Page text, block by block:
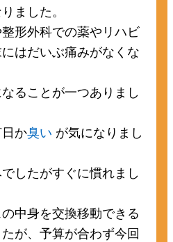
ました。
形外科での薬やリハビ
はだいぶ痛みがなくな
ることが一つありまし
か臭い が気になりまし
したがすぐに慣れまし
中身を交換移動できる
が、予算が合わず今回